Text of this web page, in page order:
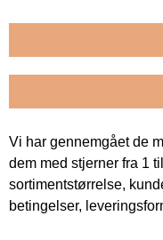
Vi har gennemgået de
dem med stjerner fra 1
sortimentstørrelse,
betingelser,